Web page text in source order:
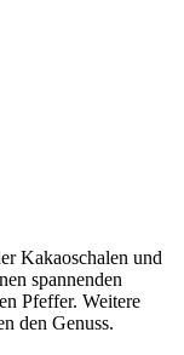
Kakaoschalen und
spannenden
Pfeffer. Weitere
den Genuss.